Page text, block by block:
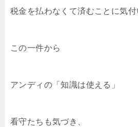
税金を払わなくて済むことに気付
この一件から
アンディの「知識は使える」
看守たちも気づき、